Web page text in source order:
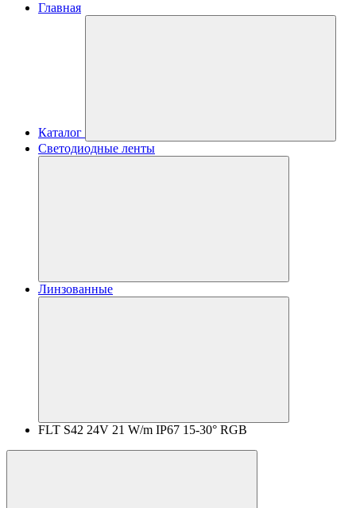
Главная
Каталог
Светодиодные ленты
Линзованные
FLT S42 24V 21 W/m IP67 15-30° RGB